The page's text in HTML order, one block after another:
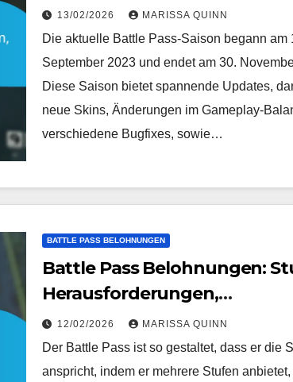
13/02/2026 MARISSA QUINN
Die aktuelle Battle Pass-Saison begann am
September 2023 und endet am 30.
Diese Saison bietet spannende Updates,
neue Skins, Änderungen im Gameplay-
verschiedene Bugfixes, sowie…
BATTLE PASS BELOHNUNGEN
Battle Pass Belohnungen:
Herausforderungen,
Freischaltungen
12/02/2026 MARISSA QUINN
Der Battle Pass ist so gestaltet, dass er die
anspricht, indem er mehrere Stufen